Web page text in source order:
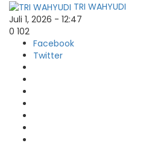
TRI WAHYUDI
Juli 1, 2026 - 12:47
0 102
Facebook
Twitter